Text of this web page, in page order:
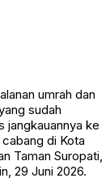
umrah dan
sudah
jangkauannya ke
di Kota
Taman Suropati,
29 Juni 2026.